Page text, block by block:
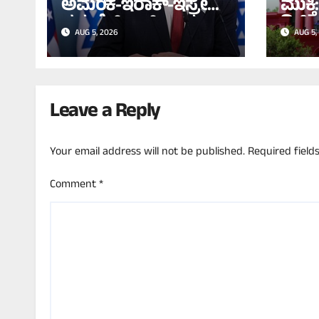
ಅಮೆರಿಕ-ಇರಾಕ್-ಇಸ್ರೇಲ್
ನಡುವೆ ಭಿನ್ನಾಭಿಪ್ರಾಯ:
ಜೋ ಬೈಡನ್ ಸರ್ಕಾರದ
ನಡೆಗೆ ನೆತನ್ಯಾಹು ವಿರೋಧ!
AUG 5, 2026 AUG
Leave a Reply
Your email address will not be published.Required
Comment*